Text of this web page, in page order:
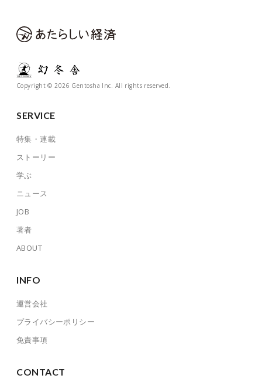
Copyright © 2026 Gentosha Inc. All rights reserved.
SERVICE
特集・連載
ストーリー
学ぶ
ニュース
JOB
著者
ABOUT
INFO
運営会社
プライバシーポリシー
免責事項
CONTACT